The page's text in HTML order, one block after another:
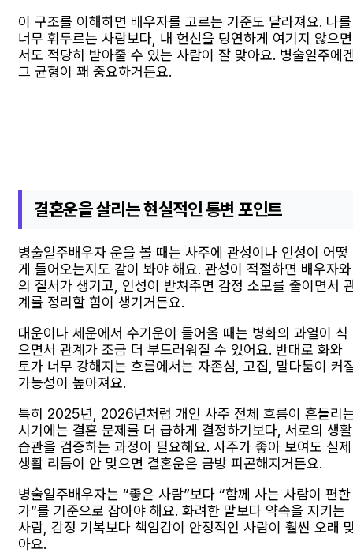
이 구조를 이해하면 배우자를 고르는 기준도 달라져요. 나를
너무 휘두르는 사람보다, 내 헌신을 당연하게 여기지 않으면
서도 적당히 받아줄 수 있는 사람이 잘 맞아요. 병술일주에
그 균형이 꽤 중요하거든요.
결혼운을 살리는 현실적인 통변 포인트
병술일주배우자 운을 볼 때는 사주에 관성이나 인성이 어떻
게 들어오는지도 같이 봐야 해요. 관성이 적절하면 배우자와
의 질서가 생기고, 인성이 받쳐주면 감정 소모를 줄이면서
계를 정리할 힘이 생기거든요.
대운이나 세운에서 수기운이 들어올 때는 병화의 과열이 식
으면서 관계가 조금 더 부드러워질 수 있어요. 반대로 화와
토가 너무 강해지는 흐름에서는 자존심, 고집, 말다툼이 커
가능성이 높아져요.
특히 2025년, 2026년처럼 개인 사주 전체 흐름이 흔들리
시기에는 결혼 문제를 더 급하게 결정하기보다, 서로의 생활
습관을 검증하는 과정이 필요해요. 사주가 좋아 보여도 실제
생활 리듬이 안 맞으면 결혼운은 금방 피곤해지거든요.
병술일주배우자는 “좋은 사람”보다 “함께 사는 사람이 편한
가”를 기준으로 잡아야 해요. 화려한 말보다 약속을 지키는
사람, 감정 기복보다 책임감이 안정적인 사람이 훨씬 오래
아요.